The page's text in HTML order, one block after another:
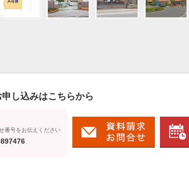
し込みはこちらから
番号をお伝えください